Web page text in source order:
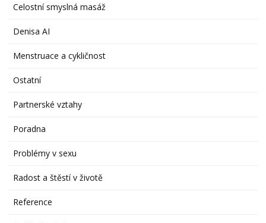
Celostní smyslná masáž
Denisa AI
Menstruace a cykličnost
Ostatní
Partnerské vztahy
Poradna
Problémy v sexu
Radost a štěstí v životě
Reference